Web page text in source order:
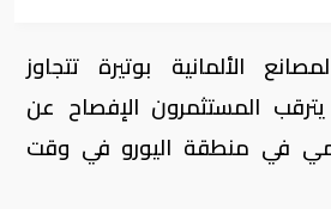
الألمانية بوتيرة تتجاوز
المستثمرون الإفصاح عن
في منطقة اليورو في وقت